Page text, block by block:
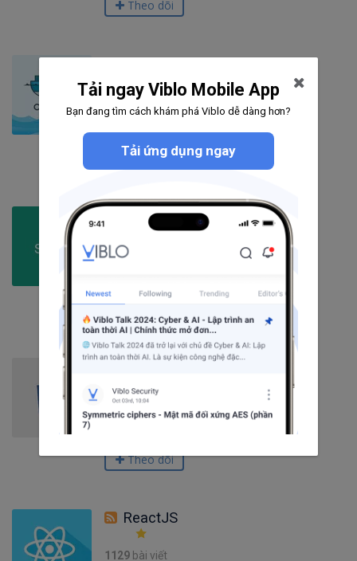
Theo dõi
591bài viết
39câu hỏi
6046người theo dõi
Theo dõi
SCSS
74bài viết
người theo dõi
Theo dõi
248bài viết
19câu hỏi
Theo dõi
ReactJS
1129 bài viết
Tải ngay Viblo Mobile App
Bạn đang tìm cách khám phá Viblo dễ dàng hơn?
Tải ứng dụng ngay